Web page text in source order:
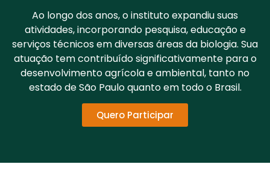
Ao longo dos anos, o instituto expandiu suas
atividades, incorporando pesquisa, educação e
serviços técnicos em diversas áreas da biologia. Sua
atuação tem contribuído significativamente para o
desenvolvimento agrícola e ambiental, tanto no
estado de São Paulo quanto em todo o Brasil.
Quero Participar